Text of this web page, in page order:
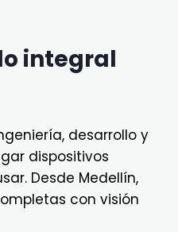
integral
desarrollo y
dispositivos
Desde Medellín,
con visión